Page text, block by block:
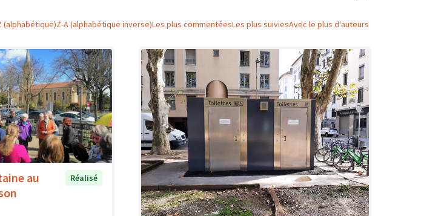
(alphabétique)Z-A (alphabétique inverse)Les plus commentéesLes plus suiviesAvec le plus d'auteurs
au
Réalisé